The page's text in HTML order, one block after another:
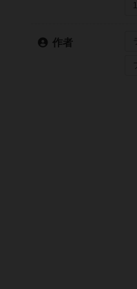
作者